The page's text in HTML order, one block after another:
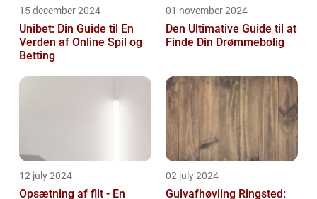
15 december 2024
Unibet: Din Guide til En
Verden af Online Spil og
Betting
01 november 2024
Den Ultimative Guide til at
Finde Din Drømmebolig
12 july 2024
Opsætning af filt - En
02 july 2024
Gulvafhøvling Ringsted: